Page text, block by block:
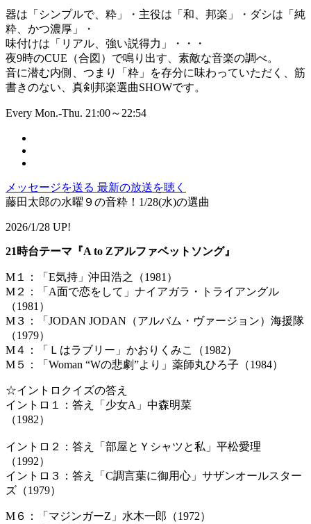
器は「シンプルで、粋」・主役は「和、邦楽」・ダシは「純
粋、かつ濃厚」・
味付けは「リアル、強い説得力」・・・
夜9時のCUE（合図）で鳴り出す、素敵な音楽の調べ。
音に潜む内側、つまり「粋」を存分に味わっていただく、筋
書きのない、真剣邦楽選曲SHOWです。
Every Mon.-Thu. 21:00～22:54
メッセージを送る 最新の放送を聴く
藤田太郎の水曜９の音粋！1/28(水)の選曲
2026/1/28 UP!
21時台テーマ『A to Zアルファベットソング』
M１：「E気持」沖田浩之（1981）
M２：「A面で恋をして」ナイアガラ・トライアングル
（1981）
M３：「JODAN JODAN（アルバム・ヴァージョン）海援隊
（1979）
M４：「Ｌはラブリー」かおりくみこ（1982）
M５：「Woman “Wの悲劇”より」薬師丸ひろ子（1984）
☆イントロクイズの答え
イントロ１：答え「少女A」中森明菜
イントロ２：答え「部屋とＹシャツと私」平松愛理
（
イントロ３：答え「C調言葉に御用心」サザンオールスター
ズ（1979）
M６：「マジンガーZ」水木一郎（1972）